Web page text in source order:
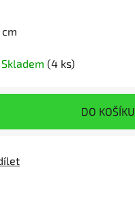
Skladem (4 ks)
DO KOŠÍKU